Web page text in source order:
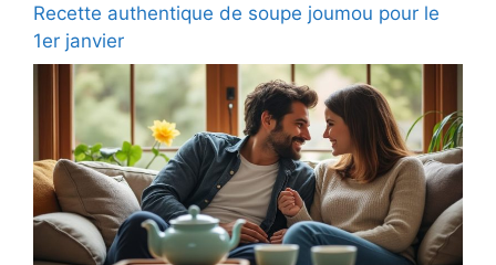
Recette authentique de soupe joumou pour le
1er janvier